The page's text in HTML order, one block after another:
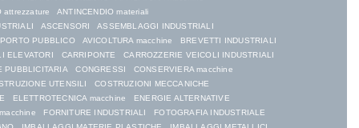
attrezzature
ANTINCENDIO materiali
ASCENSORI
ASSEMBLAGGI INDUSTRIALI
PUBBLICO
AVICOLTURA macchine
BREVETTI INDUSTRIALI
ELEVATORI
CARRIPONTE
CARROZZERIE VEICOLI INDUSTRIALI
PUBBLICITARIA
CONGRESSI
CONSERVIERA macchine
UTENSILI
COSTRUZIONI MECCANICHE
ELETTROTECNICA macchine
ENERGIE ALTERNATIVE
FORNITURE INDUSTRIALI
FOTOGRAFIA INDUSTRIALE